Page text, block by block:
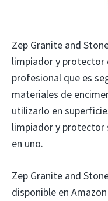
Zep Granite and
limpiador y protector
profesional que es
materiales de
utilizarlo en
limpiador y protector
en uno.
Zep Granite and
disponible en